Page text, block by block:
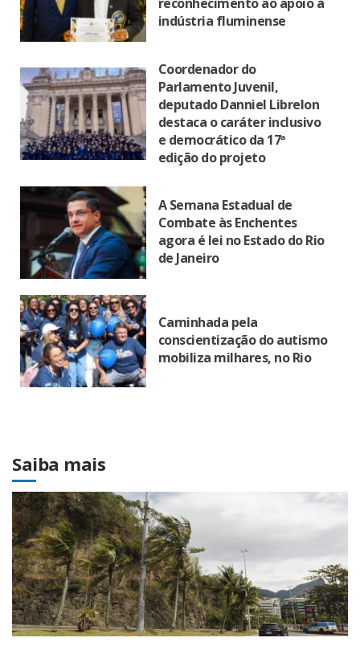
indústria fluminense
Coordenador do
Parlamento Juvenil,
deputado Danniel Librelon
destaca o caráter inclusivo
e democrático da 17ª
edição do projeto
A Semana Estadual de
Combate às Enchentes
agora é lei no Estado do Rio
de Janeiro
Caminhada pela
conscientização do autismo
mobiliza milhares, no Rio
Saiba mais